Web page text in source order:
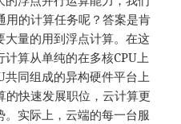
用的计算任务呢？答案是肯
量的用到浮点计算。在这
算从单纯的在多核CPU上
共同组成的异构硬件平台上
的快速发展职位，云计算更
实际上，云端的每一台服